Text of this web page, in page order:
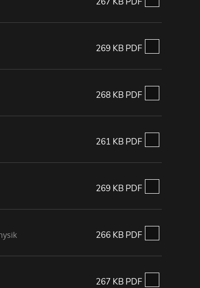
269 KB PDF
268 KB PDF
261 KB PDF
269 KB PDF
266 KB PDF
267 KB PDF